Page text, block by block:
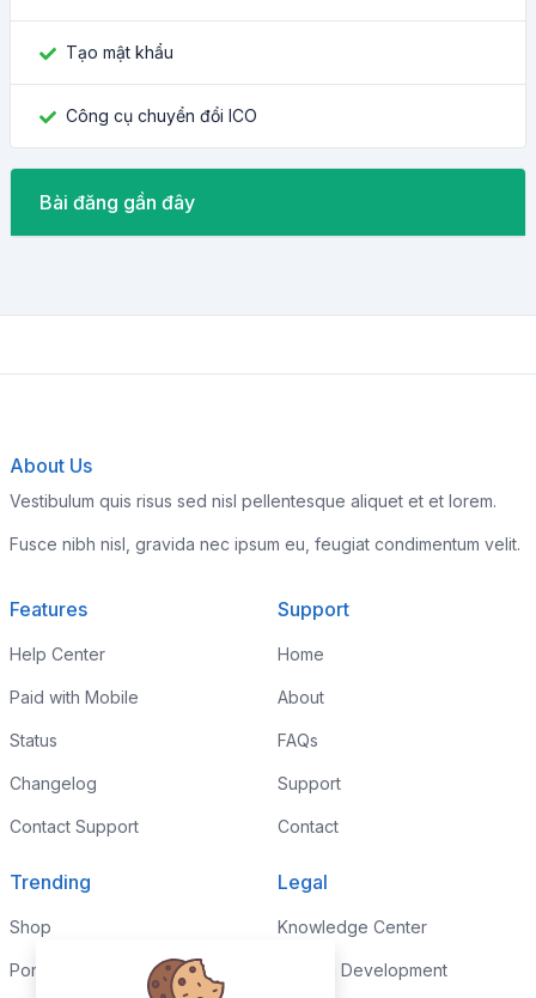
Tạo mật khẩu
Công cụ chuyển đổi ICO
Bài đăng gần đây
About Us
Vestibulum quis risus sed nisl pellentesque aliquet et et lorem.
Fusce nibh nisl, gravida nec ipsum eu, feugiat condimentum velit.
Features
Help Center
Paid with Mobile
Status
Changelog
Contact Support
Support
Home
About
FAQs
Support
Contact
Trending
Shop
Portfolio
Legal
Knowledge Center
Custom Development